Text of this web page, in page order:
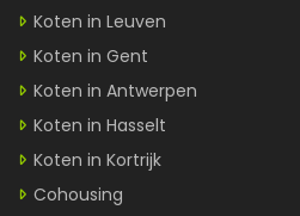
Koten in Leuven
Koten in Gent
Koten in Antwerpen
Koten in Hasselt
Koten in Kortrijk
Cohousing